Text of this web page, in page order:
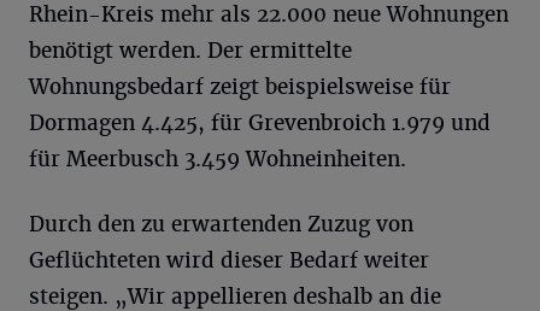
Rhein-Kreis mehr als 22.000 neue Wohnungen
benötigt werden. Der ermittelte
Wohnungsbedarf zeigt beispielsweise für
Dormagen 4.425, für Grevenbroich 1.979 und
für Meerbusch 3.459 Wohneinheiten.
Durch den zu erwartenden Zuzug von
Geflüchteten wird dieser Bedarf weiter
steigen. „Wir appellieren deshalb an die